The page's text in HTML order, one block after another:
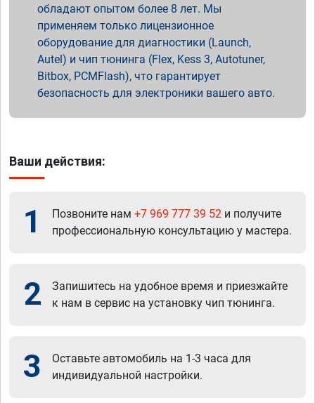
обладают опытом более 8 лет. Мы
применяем только лицензионное
оборудование для диагностики (Launch,
Autel) и чип тюнинга (Flex, Kess 3, Autotuner,
Bitbox, PCMFlash), что гарантирует
безопасность для электроники вашего авто.
Ваши действия:
1 Позвоните нам +7 969 777 39 52 и получите
профессиональную консультацию у мастера.
2
Запишитесь на удобное время и приезжайте
к нам в сервис на установку чип тюнинга.
3
Оставьте автомобиль на 1-3 часа для
индивидуальной настройки.